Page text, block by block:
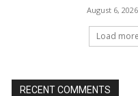
August 6, 2026
Load more
RECENT COMMENTS